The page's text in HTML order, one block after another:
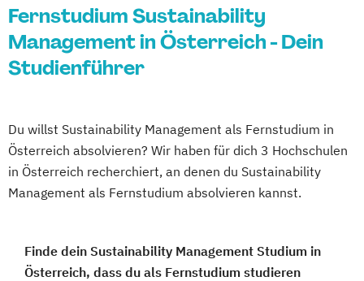
Fernstudium Sustainability
Management in Österreich - Dein
Studienführer
Du willst Sustainability Management als Fernstudium in
Österreich absolvieren? Wir haben für dich 3 Hochschulen
in Österreich recherchiert, an denen du Sustainability
Management als Fernstudium absolvieren kannst.
Finde dein Sustainability Management Studium in
Österreich, dass du als Fernstudium studieren